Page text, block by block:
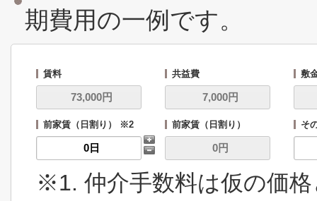
期費用の一例です。
賃料 共益費 敷
前家賃（日割り） ※2 前家賃（日割り） そ
※1. 仲介手数料は仮の価